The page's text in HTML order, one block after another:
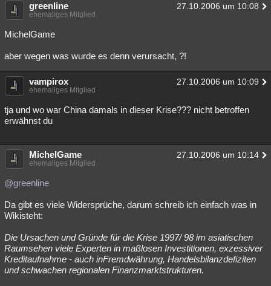
greenline 27.10.2006 um 10:08
ehemaliges Mitglied
MichelGame
aber wegen was wurde es denn verursacht, ?!
vampirox 27.10.2006 um 10:09
ehemaliges Mitglied
tja und wo war China damals in dieser Krise??? nicht betroffen
erwähnst du
MichelGame 27.10.2006 um 10:14
ehemaliges Mitglied
@greenline
Da gibt es viele Widersprüche, darum schreib ich einfach was in
Wikisteht:
Die Ursachen und Gründe für die Krise 1997/ 98 im asiatischen
Raumsehen viele Experten in maßlosen Investitionen, exzessiver
Kreditaufnahme - auch inFremdwährung, Handelsbilanzdefiziten
und schwachen regionalen Finanzmarktstrukturen.